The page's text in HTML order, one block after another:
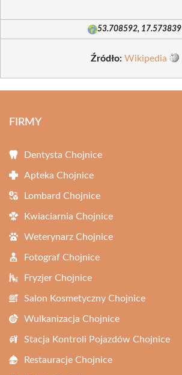
53.708592, 17.573839
Źródło: Wikipedia
FIRMY
Dentysta Chojnice
Apteka Chojnice
Lombard Chojnice
Kwiaciarnia Chojnice
Weterynarz Chojnice
Fotograf Chojnice
Fryzjer Chojnice
Salon Kosmetyczny Chojnice
Wulkanizacja Chojnice
Stacja Kontroli Pojazdów Chojnice
Restauracje Chojnice